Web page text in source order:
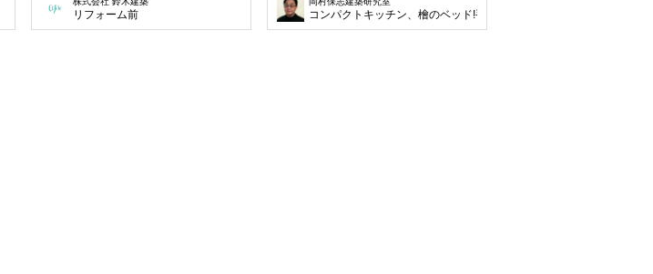
リフォーム前 コンパクトキッチン、檜のベッド!手作り家具の家